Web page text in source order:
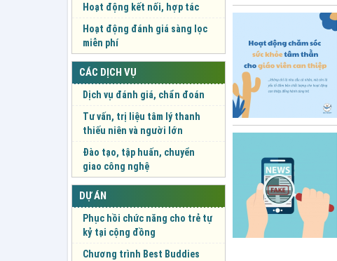
Hoạt động kết nối, hợp tác
Hoạt động đánh giá sàng lọc
miễn phí
CÁC DỊCH VỤ
Dịch vụ đánh giá, chẩn đoán
Tư vấn, trị liệu tâm lý thanh
thiếu niên và người lớn
Đào tạo, tập huấn, chuyển
giao công nghệ
DỰ ÁN
Phục hồi chức năng cho trẻ tự
kỷ tại cộng đồng
Chương trình Best Buddies